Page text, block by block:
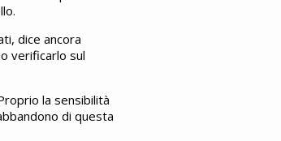
dice ancora
verificarlo sul
la sensibilità
di questa